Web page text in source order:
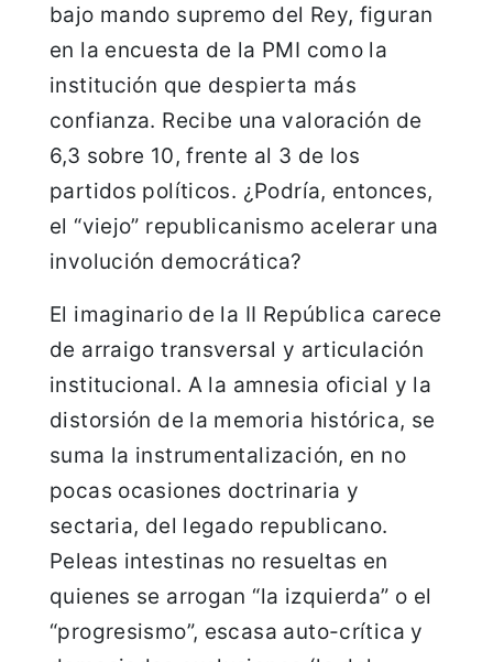
bajo mando supremo del Rey, figuran
en la encuesta de la PMI como la
institución que despierta más
confianza. Recibe una valoración de
6,3 sobre 10, frente al 3 de los
partidos políticos. ¿Podría, entonces,
el “viejo” republicanismo acelerar una
involución democrática?
El imaginario de la II República carece
de arraigo transversal y articulación
institucional. A la amnesia oficial y la
distorsión de la memoria histórica, se
suma la instrumentalización, en no
pocas ocasiones doctrinaria y
sectaria, del legado republicano.
Peleas intestinas no resueltas en
quienes se arrogan “la izquierda” o el
“progresismo”, escasa auto-crítica y